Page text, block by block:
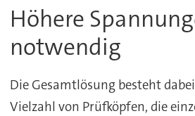
Höhere
notwendig
Die Gesamtlösung besteht
Vielzahl von Prüfköpfen, die